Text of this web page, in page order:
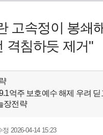
고속정이 봉쇄
격침하듯 제거"
억주 보호예수 해제 우려 딛
장전략
정 2026-04-14 15:23